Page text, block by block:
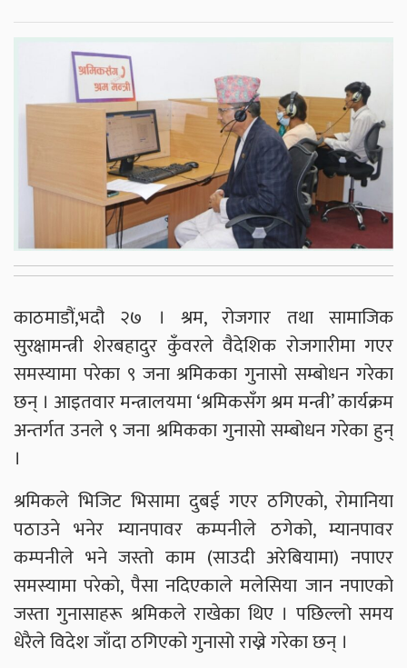
काठमाडौं,भदौ २७ । श्रम, रोजगार तथा सामाजिक
सुरक्षामन्त्री शेरबहादुर कुँवरले वैदेशिक रोजगारीमा गएर
समस्यामा परेका ९ जना श्रमिकका गुनासो सम्बोधन गरेका
छन् । आइतवार मन्त्रालयमा ‘श्रमिकसँग श्रम मन्त्री’ कार्यक्रम
अन्तर्गत उनले ९ जना श्रमिकका गुनासो सम्बोधन गरेका हुन्
।
श्रमिकले भिजिट भिसामा दुबई गएर ठगिएको, रोमानिया
पठाउने भनेर म्यानपावर कम्पनीले ठगेको, म्यानपावर
कम्पनीले भने जस्तो काम (साउदी अरेबियामा) नपाएर
समस्यामा परेको, पैसा नदिएकाले मलेसिया जान नपाएको
जस्ता गुनासाहरू श्रमिकले राखेका थिए । पछिल्लो समय
धेरैले विदेश जाँदा ठगिएको गुनासो राख्ने गरेका छन् ।